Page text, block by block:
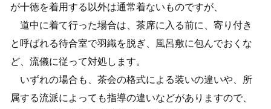
が十徳を着用する以外は通常着ないものですが、
道中に着て行った場合は、茶席に入る前に、寄り付き
と呼ばれる待合室で羽織を脱ぎ、風呂敷に包んでおくな
ど、流儀に従って対処します。
いずれの場合も、茶会の格式による装いの違いや、所
属する流派によっても指導の違いなどがありますので、